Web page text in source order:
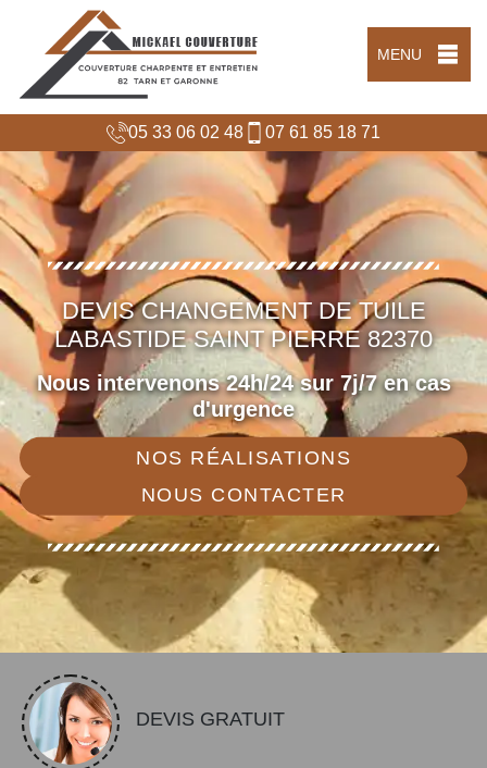
MENU
05 33 06 02 48 07 61 85 18 71
DEVIS CHANGEMENT DE TUILE
LABASTIDE SAINT PIERRE 82370
Nous intervenons 24h/24 sur 7j/7 en cas
d'urgence
NOS RÉALISATIONS
NOUS CONTACTER
DEVIS GRATUIT